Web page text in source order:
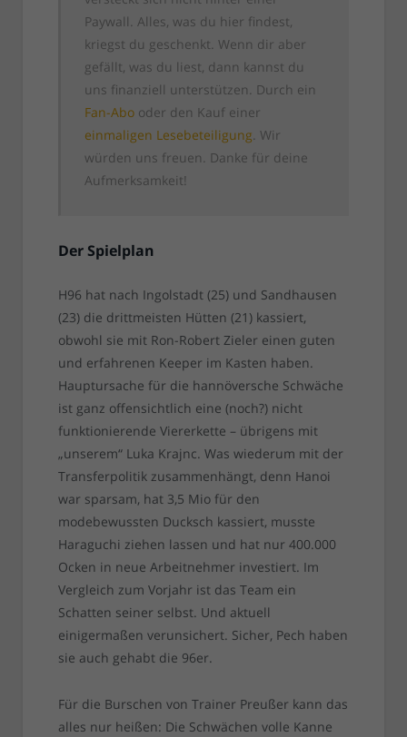
Paywall. Alles, was du hier findest,
kriegst du geschenkt. Wenn dir aber
gefällt, was du liest, dann kannst du
uns finanziell unterstützen. Durch ein
Fan-Abooder den Kauf einer
einmaligen Lesebeteiligung. Wir
würden uns freuen. Danke für deine
Aufmerksamkeit!
Der Spielplan
H96 hat nach Ingolstadt (25) und Sandhausen
(23) die drittmeisten Hütten (21) kassiert,
obwohl sie mit Ron-Robert Zieler einen guten
und erfahrenen Keeper im Kasten haben.
Hauptursache für die hannöversche Schwäche
ist ganz offensichtlich eine (noch?) nicht
funktionierende Viererkette – übrigens mit
„unserem“ Luka Krajnc. Was wiederum mit der
Transferpolitik zusammenhängt, denn Hanoi
war sparsam, hat 3,5 Mio für den
modebewussten Ducksch kassiert, musste
Haraguchi ziehen lassen und hat nur 400.000
Ocken in neue Arbeitnehmer investiert. Im
Vergleich zum Vorjahr ist das Team ein
Schatten seiner selbst. Und aktuell
einigermaßen verunsichert. Sicher, Pech haben
sie auch gehabt die 96er.
Für die Burschen von Trainer Preußer kann das
alles nur heißen: Die Schwächen volle Kanne